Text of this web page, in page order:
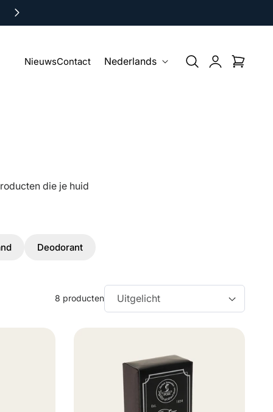
NieuwsContact
T
Nederlands Inloggen
Winkelwagen
die je huid
Deodorant
8 producten